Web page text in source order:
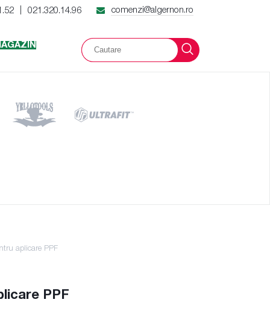
021.320.14.96 comenzi@algernon.ro
aplicare PPF
PPF